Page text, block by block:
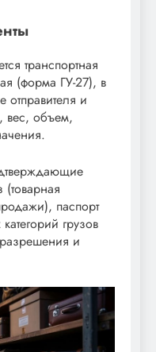
транспортная
(форма ГУ-27), в
отправителя и
вес, объем,
(товарная
паспорт
грузов
и